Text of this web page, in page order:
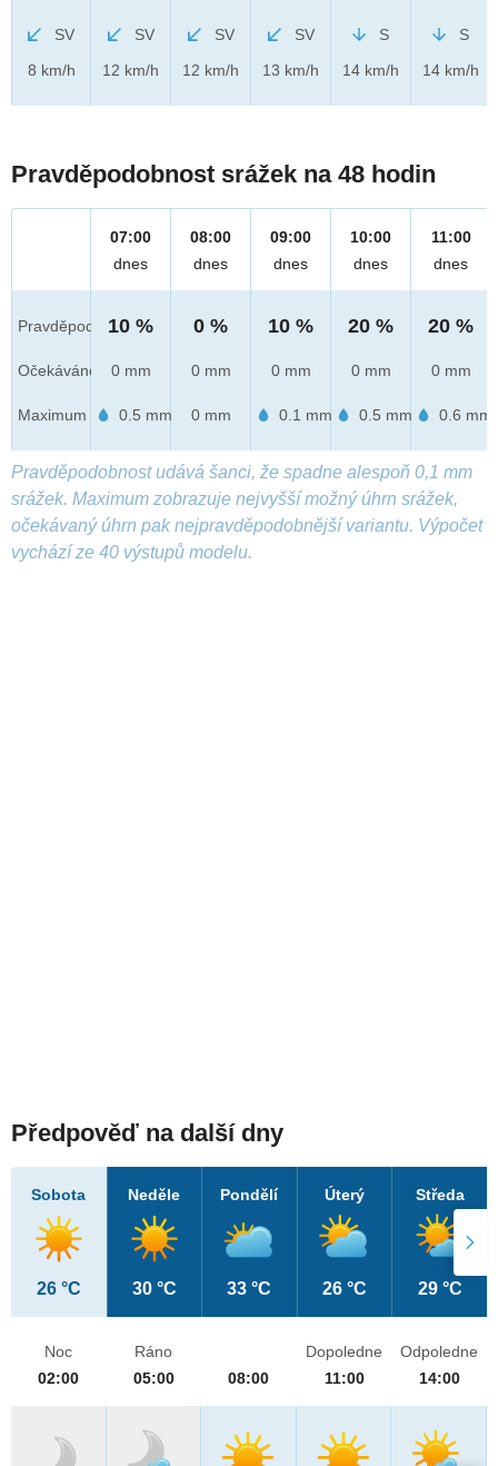
SV
8 km/h
SV
12 km/h
SV
12 km/h
SV
13 km/h
S
14 km/h
S
14 km/h
Pravděpodobnost srážek na 48 hodin
Pravděpod.
Očekáváno
Maximum
07:00
dnes
10 %
0 mm
0.5 mm
08:00
dnes
0 %
0 mm
0 mm
09:00
dnes
10 %
0 mm
0.1 mm
10:00
dnes
20 %
0 mm
0.5 mm
11:00
dnes
20 %
0 mm
0.6 mm
Pravděpodobnost udává šanci, že spadne alespoň 0,1 mm
srážek. Maximum zobrazuje nejvyšší možný úhrn srážek,
očekávaný úhrn pak nejpravděpodobnější variantu. Výpočet
vychází ze 40 výstupů modelu.
Předpověď na další dny
Sobota
26 °C
Neděle
30 °C
Pondělí
33 °C
Úterý
26 °C
Středa
29 °C
Noc
02:00
Ráno
05:00
08:00
Dopoledne
11:00
Odpoledne
14:00